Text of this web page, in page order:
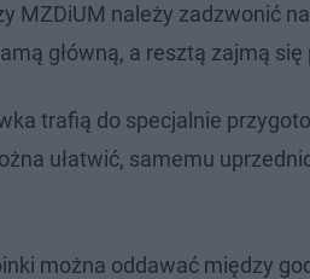
MZDiUM należy zadzwonić
główną, a resztą zajmą
trafią do specjalnie
ułatwić, samemu
można oddawać między